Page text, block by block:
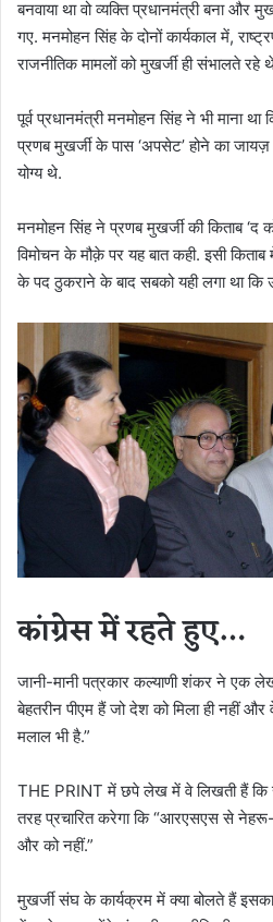
बनवाया था वो व्यक्ति प्रधानमंत्री बना और
गए. मनमोहन सिंह के दोनों कार्यकाल में,
राजनीतिक मामलों को मुखर्जी ही संभालते रहे
पूर्व प्रधानमंत्री मनमोहन सिंह ने भी माना
प्रणब मुखर्जी के पास ‘अपसेट’ होने का
योग्य थे.
मनमोहन सिंह ने प्रणब मुखर्जी की किताब
विमोचन के मौक़े पर यह बात कही. इसी किताब
के पद ठुकराने के बाद सबको यही लगा था कि
कांग्रेस में रहते हुए…
जानी-मानी पत्रकार कल्याणी शंकर ने एक
बेहतरीन पीएम हैं जो देश को मिला ही नहीं
मलाल भी है.”
THE PRINT में छपे लेख में वे लिखती हैं कि
तरह प्रचारित करेगा कि “आरएसएस से नेहरू-
और को नहीं.”
मुखर्जी संघ के कार्यक्रम में क्या बोलते हैं